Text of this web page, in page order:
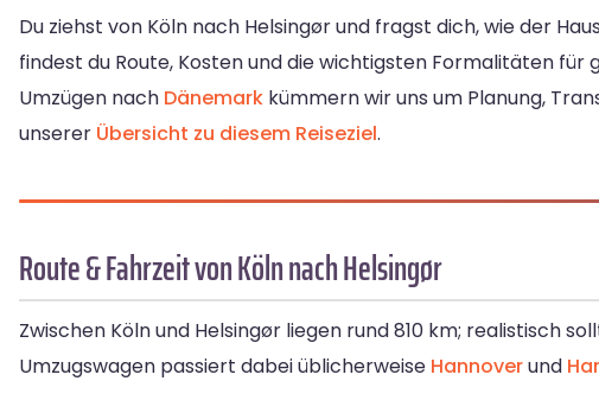
Du ziehst von Köln nach Helsingør und fragst dich, wie der
findest du Route, Kosten und die wichtigsten Formalitäten für
Umzügen nach Dänemark kümmern wir uns um Planung,
unserer Übersicht zu diesem Reiseziel.
Route & Fahrzeit von Köln nach Helsingør
Zwischen Köln und Helsingør liegen rund 810 km; realistisch
Umzugswagen passiert dabei üblicherweise Hannoverund